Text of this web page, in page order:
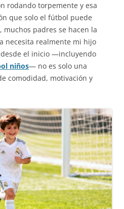
rodando torpemente y esa
que solo el fútbol puede
muchos padres se hacen la
necesita realmente mi hijo
el inicio —incluyendo
niños— no es solo una
comodidad, motivación y